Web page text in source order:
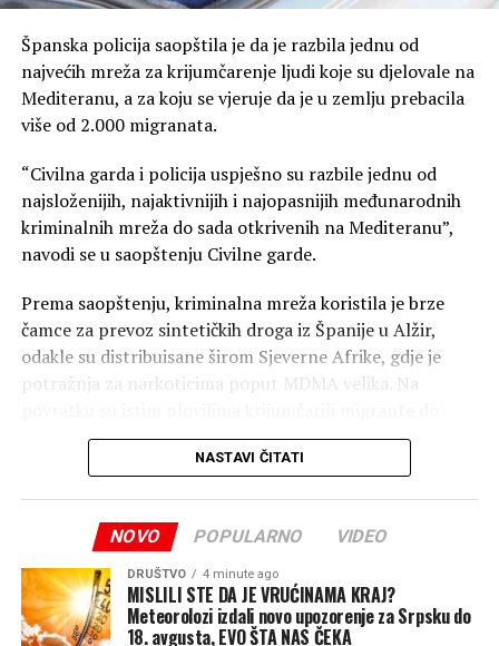
svog mandata bio u sukobu sa bivšim kolumbijskim
predsednikom Gustavom Petrom, nekadašnjim
pobunjenikom i prvim levičarskim predsednikom
Kolumbije, zbog niza pitanja.
Petro je optužio Trampa da je “saučesnik u genocidu”
zbog napada Izraela, američkog saveznika, na Gazu i
pozvao je na “krivični postupak” zbog američkih napada
na brodove u karipskim vodama. Takođe je kritikovao
Trampovu podršku De la Esprijelji tokom predsedničkih
izbora.
(Tanjug)
Španska policija saopštila je da je razbila jednu od
najvećih mreža za krijumčarenje ljudi koje su djelovale na
Mediteranu, a za koju se vjeruje da je u zemlju prebacila
više od 2.000 migranata.
“Civilna garda i policija uspješno su razbile jednu od
najsloženijih, najaktivnijih i najopasnijih međunarodnih
kriminalnih mreža do sada otkrivenih na Mediteranu”,
navodi se u saopštenju Civilne garde.
Prema saopštenju, kriminalna mreža koristila je brze
čamce za prevoz sintetičkih droga iz Španije u Alžir,
odakle su distribuisane širom Sjeverne Afrike, gdje je
potražnja za narkoticima poput MDMA velika. Na
jugoistočne obale Španije i ostrva Ibica.
najmanje 64 operacije krijumčarenja i ostvarila profit od
preko 24 miliona evra.
Operacija je sprovedena u trenutku kada su migracije i
NASTAVI ČITATI
NOVO POPULARNO VIDEO
DRUŠTVO 4 minute ago
MISLILI STE DA JE VRUĆINAMA KRAJ?
Meteorolozi izdali novo upozorenje za Srpsku do
18. avgusta, EVO ŠTA NAS ČEKA